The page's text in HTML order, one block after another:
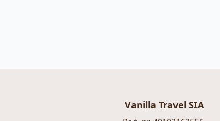
Vanilla Travel SIA